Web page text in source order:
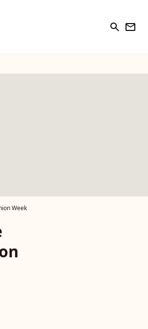
search newsletter
Week